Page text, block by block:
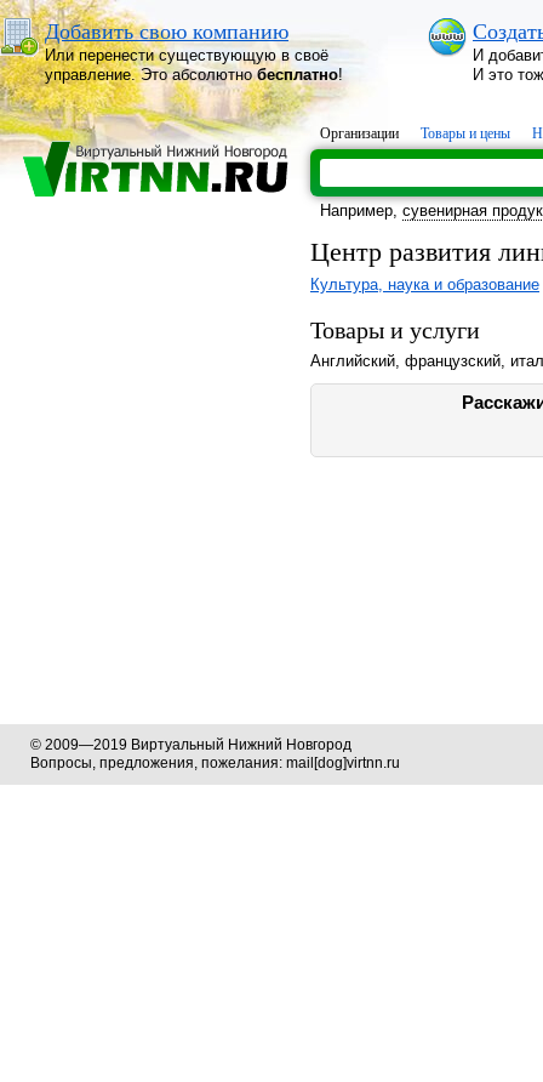
Добавить свою компанию
Или перенести существующую в своё
управление. Это абсолютнобесплатно!
И
И это
Организации Товары и цены
Например, сувенирная
Центр развития
Культура, наука и образование
Товары и услуги
Английский, французский,
© 2009—2019 Виртуальный Нижний Новгород
Вопросы, предложения, пожелания: mail[dog]virtnn.ru